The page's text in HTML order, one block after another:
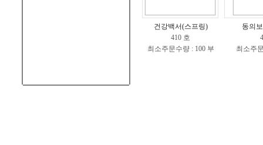
건강백서(스프링)
410 호
최소주문수량 : 100 부
동의
최소주